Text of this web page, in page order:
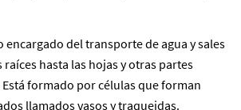
encargado del transporte de agua y sales
raíces hasta las hojas y otras partes
formado por células que forman
llamados vasos y traqueidas.